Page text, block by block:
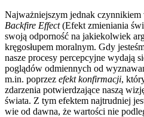
Najważniejszym jednak czynnikiem
Backfire Effect(Efekt zmieniania
swoją odporność na jakiekolwiek
kręgosłupem moralnym. Gdy
nasze procesy percepcyjne wydają
poglądów odmiennych od
m.in. poprzez efekt konfirmacji,
zdarzenia potwierdzające naszą
świata. Z tym efektem najtrudniej
wie od dawna, że wartości nie